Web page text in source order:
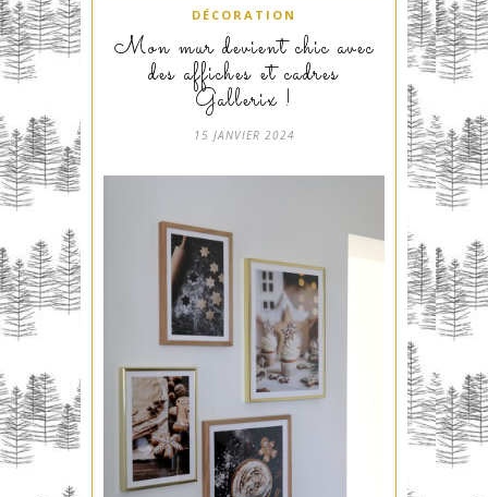
DÉCORATION
Mon mur devient chic avec
des affiches et cadres
Gallerix !
15 JANVIER 2024